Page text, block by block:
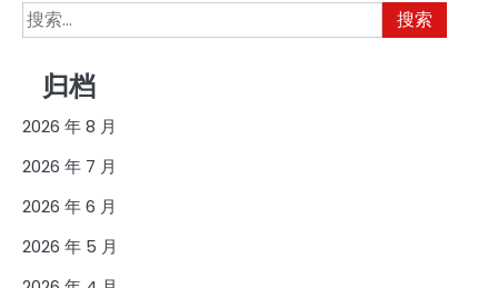
搜
索：
归档
2026 年 8 月
2026 年 7 月
2026 年 6 月
2026 年 5 月